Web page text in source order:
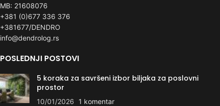
MB: 21608076
+381 (0)677 336 376
+381677/DENDRO
info@dendrolog.rs
POSLEDNJI POSTOVI
5 koraka za savršeni izbor biljaka za poslovni
prostor
10/01/2026 1 komentar